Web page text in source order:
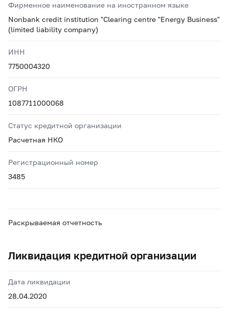
Фирменное наименование на иностранном языке
Nonbank credit institution "Clearing centre "Energy Business"
(limited liability company)
ИНН
7750004320
ОГРН
1087711000068
Статус кредитной организации
Расчетная НКО
Регистрационный номер
3485
Раскрываемая отчетность
Ликвидация кредитной организации
Дата ликвидации
28.04.2020